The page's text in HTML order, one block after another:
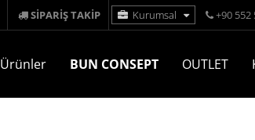
SİPARİŞ TAKİP Kurumsal +90 552
Ürünler BUN CONSEPT OUTLET